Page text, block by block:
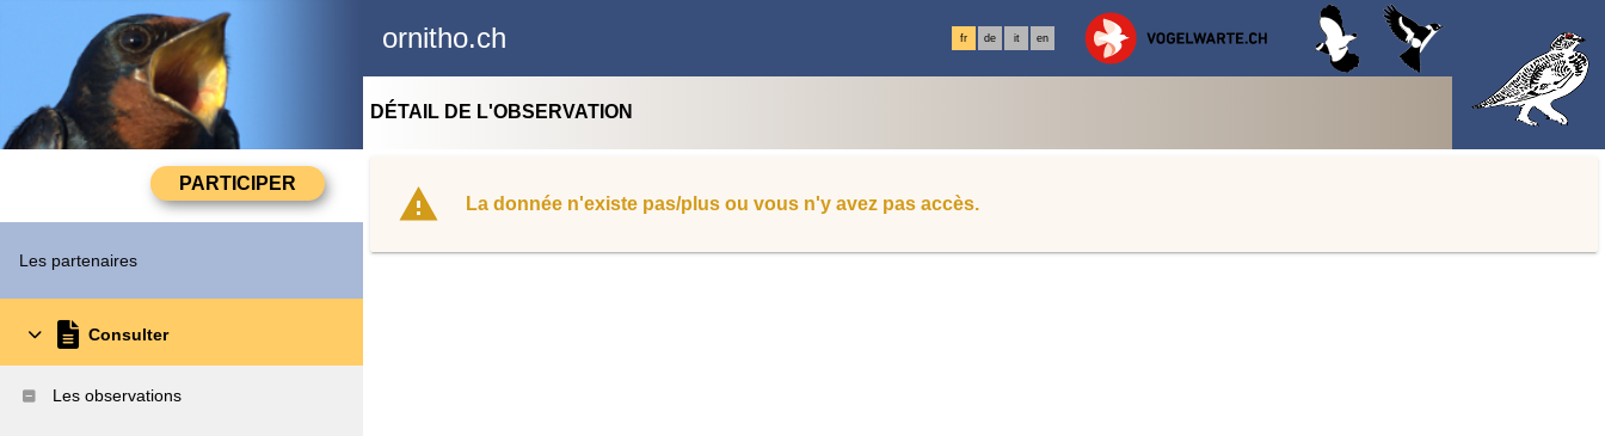
ornitho.ch fr de it en
Les partenaires
Consulter
Les observations
DÉTAIL DE L'OBSERVATION
La donnée n'existe pas/plus ou vous n'y avez pas accès.